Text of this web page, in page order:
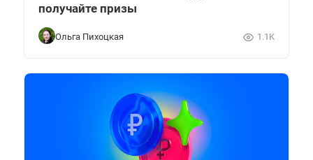
получайте призы
Ольга Пихоцкая 1.1K